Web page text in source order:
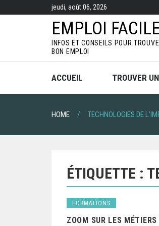
jeudi, août 06, 2026
EMPLOI
INFOS ET CONSEILS POUR
BON EMPLOI
ACCUEIL TROUVER
HOME TECHNOLOGIES DE
ÉTIQUETTE :
FORMATIONS
ZOOM SUR LES MÉTIERS